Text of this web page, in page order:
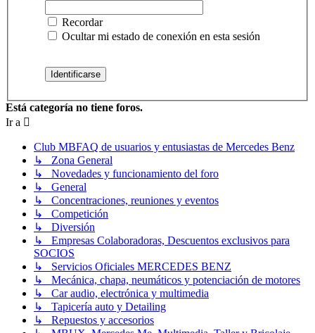
Recordar
Ocultar mi estado de conexión en esta sesión
Está categoría no tiene foros.
Ir a
Club MBFAQ de usuarios y entusiastas de Mercedes Benz
↳ Zona General
↳ Novedades y funcionamiento del foro
↳ General
↳ Concentraciones, reuniones y eventos
↳ Competición
↳ Diversión
↳ Empresas Colaboradoras, Descuentos exclusivos para
SOCIOS
↳ Servicios Oficiales MERCEDES BENZ
↳ Mecánica, chapa, neumáticos y potenciación de motores
↳ Car audio, electrónica y multimedia
↳ Tapicería auto y Detailing
↳ Repuestos y accesorios